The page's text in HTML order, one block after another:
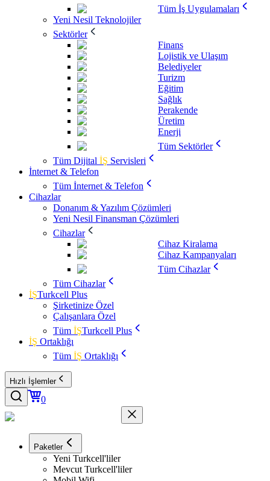
Tüm İş Uygulamaları
Yeni Nesil Teknolojiler
Sektörler
Finans
Lojistik ve Ulaşım
Belediyeler
Turizm
Eğitim
Sağlık
Perakende
Üretim
Enerji
Tüm Sektörler
Tüm Dijital İŞ Servisleri
İnternet & Telefon
Tüm İnternet & Telefon
Cihazlar
Donanım & Yazılım Çözümleri
Yeni Nesil Finansman Çözümleri
Cihazlar
Cihaz Kiralama
Cihaz Kampanyaları
Tüm Cihazlar
Tüm Cihazlar
İŞTurkcell Plus
Şirketinize Özel
Çalışanlara Özel
Tüm İŞTurkcell Plus
İŞ Ortaklığı
Tüm İŞ Ortaklığı
Hızlı İşlemler
0
Paketler
Yeni Turkcell'liler
Mevcut Turkcell'liler